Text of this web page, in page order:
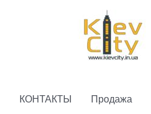
КОНТАКТЫ Продажа